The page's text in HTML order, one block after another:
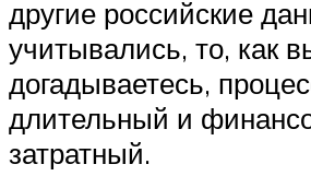
другие российские
учитывались, то, как
догадываетесь,
длительный и
затратный.